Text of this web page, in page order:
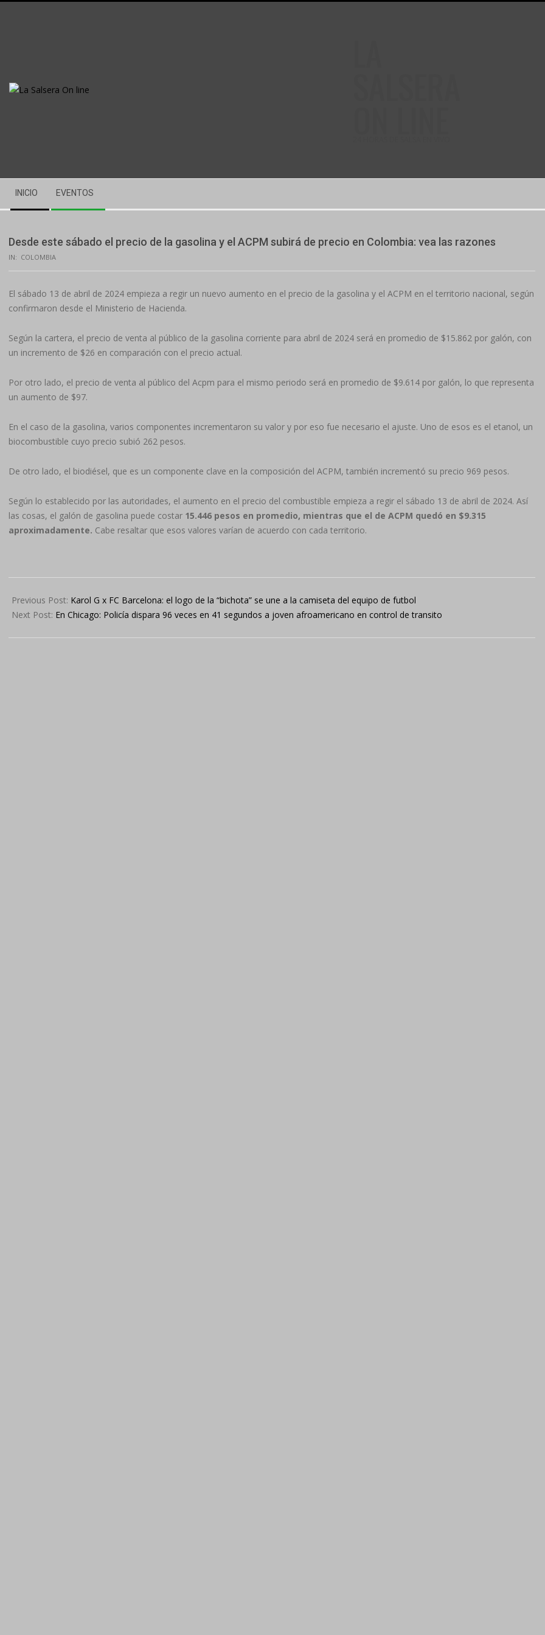
Navigation
Menu
INICIO EVENTOS
Desde este sábado el precio de la gasolina y el ACPM subirá de precio en Colombia: vea las razones
IN: COLOMBIA
El sábado 13 de abril de 2024 empieza a regir un nuevo aumento en el precio de la gasolina y el ACPM en el territorio nacional, según
confirmaron desde el Ministerio de Hacienda.
Según la cartera, el precio de venta al público de la gasolina corriente para abril de 2024 será en promedio de $15.862 por galón, con
un incremento de $26 en comparación con el precio actual.
Por otro lado, el precio de venta al público del Acpm para el mismo periodo será en promedio de $9.614 por galón, lo que representa
un aumento de $97.
En el caso de la gasolina, varios componentes incrementaron su valor y por eso fue necesario el ajuste. Uno de esos es el etanol, un
biocombustible cuyo precio subió 262 pesos.
De otro lado, el biodiésel, que es un componente clave en la composición del ACPM, también incrementó su precio 969 pesos.
Según lo establecido por las autoridades, el aumento en el precio del combustible empieza a regir el sábado 13 de abril de 2024. Así
las cosas, el galón de gasolina puede costar 15.446 pesos en promedio, mientras que el de ACPM quedó en $9.315
aproximadamente. Cabe resaltar que esos valores varían de acuerdo con cada territorio.
04-
13
Previous Post: Karol G x FC Barcelona: el logo de la “bichota” se une a la camiseta del equipo de futbol
Next Post: En Chicago: Policía dispara 96 veces en 41 segundos a joven afroamericano en control de transito